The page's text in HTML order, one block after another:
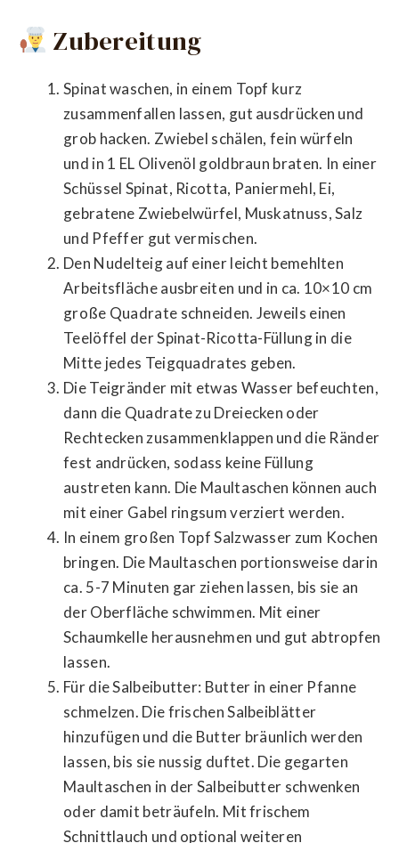
Zubereitung
Spinat waschen, in einem Topf kurz
zusammenfallen lassen, gut ausdrücken und
grob hacken. Zwiebel schälen, fein würfeln
und in 1 EL Olivenöl goldbraun braten. In einer
Schüssel Spinat, Ricotta, Paniermehl, Ei,
gebratene Zwiebelwürfel, Muskatnuss, Salz
und Pfeffer gut vermischen.
Den Nudelteig auf einer leicht bemehlten
Arbeitsfläche ausbreiten und in ca. 10×10 cm
große Quadrate schneiden. Jeweils einen
Teelöffel der Spinat-Ricotta-Füllung in die
Mitte jedes Teigquadrates geben.
Die Teigränder mit etwas Wasser befeuchten,
dann die Quadrate zu Dreiecken oder
Rechtecken zusammenklappen und die Ränder
fest andrücken, sodass keine Füllung
austreten kann. Die Maultaschen können auch
mit einer Gabel ringsum verziert werden.
In einem großen Topf Salzwasser zum Kochen
bringen. Die Maultaschen portionsweise darin
ca. 5-7 Minuten gar ziehen lassen, bis sie an
der Oberfläche schwimmen. Mit einer
Schaumkelle herausnehmen und gut abtropfen
lassen.
Für die Salbeibutter: Butter in einer Pfanne
schmelzen. Die frischen Salbeiblätter
hinzufügen und die Butter bräunlich werden
lassen, bis sie nussig duftet. Die gegarten
Maultaschen in der Salbeibutter schwenken
oder damit beträufeln. Mit frischem
Schnittlauch und optional weiteren